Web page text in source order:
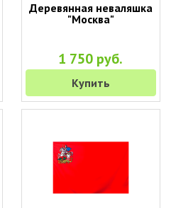
Деревянная неваляшка
"Москва"
1 750 руб.
Купить